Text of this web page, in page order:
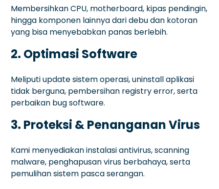
Membersihkan CPU, motherboard, kipas pendingin,
hingga komponen lainnya dari debu dan kotoran
yang bisa menyebabkan panas berlebih.
2. Optimasi Software
Meliputi update sistem operasi, uninstall aplikasi
tidak berguna, pembersihan registry error, serta
perbaikan bug software.
3. Proteksi & Penanganan Virus
Kami menyediakan instalasi antivirus, scanning
malware, penghapusan virus berbahaya, serta
pemulihan sistem pasca serangan.